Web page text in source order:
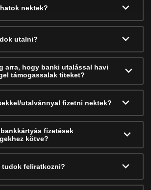
nektek?
utalni?
arra, hogy banki utalással havi
támogassalak titeket?
utalvánnyal fizetni nektek?
fizetések
kötve?
tudok feliratkozni?